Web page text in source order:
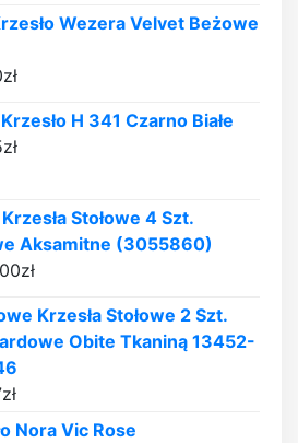
Wezera Velvet Beżowe
zł
H 341 Czarno Białe
zł
Stołowe 4 Szt.
Aksamitne (3055860)
zł
Krzesła Stołowe 2 Szt.
Obite Tkaniną 13452-
zł
Nora Vic Rose